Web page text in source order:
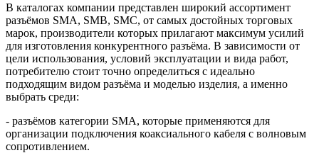
В каталогах компании представлен широкий ассортимент
разъёмов SMA, SMB, SMC, от самых достойных торговых
марок, производители которых прилагают максимум усилий
для изготовления конкурентного разъёма. В зависимости от
цели использования, условий эксплуатации и вида работ,
потребителю стоит точно определиться с идеально
подходящим видом разъёма и моделью изделия, а именно
выбрать среди:
- разъёмов категории SMA, которые применяются для
организации подключения коаксиального кабеля с волновым
сопротивлением.